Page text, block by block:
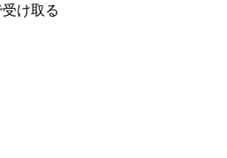
け取る